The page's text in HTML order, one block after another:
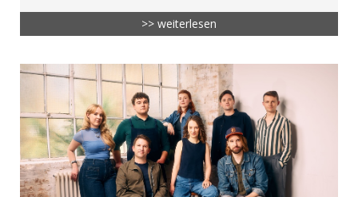
>> weiterlesen